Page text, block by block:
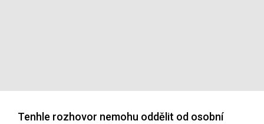
Tenhle rozhovor nemohu oddělit od osobní